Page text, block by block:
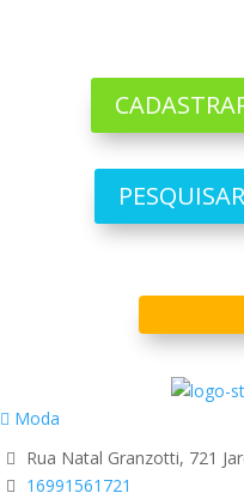
Moda
Rua Natal Granzotti, 721
16991561721